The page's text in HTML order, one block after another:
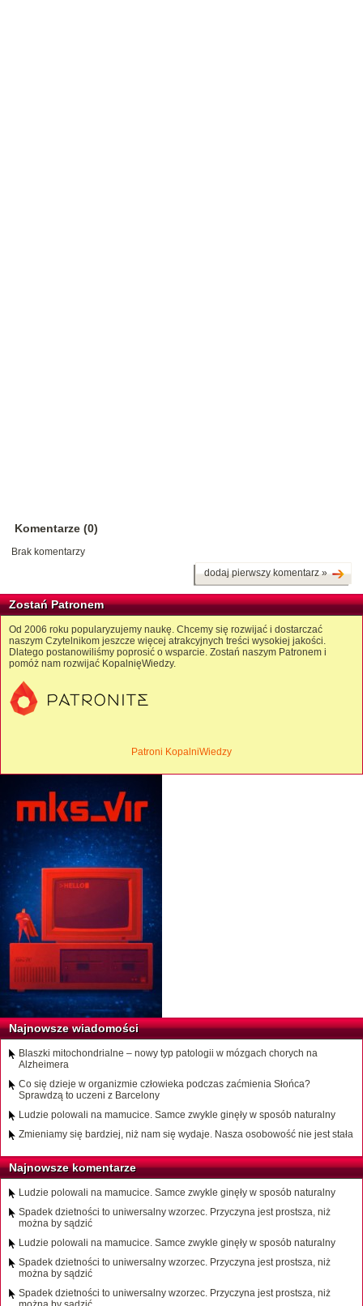
Komentarze (0)
Brak komentarzy
dodaj pierwszy komentarz »
Zostań Patronem
Od 2006 roku popularyzujemy naukę. Chcemy się rozwijać i dostarczać
naszym Czytelnikom jeszcze więcej atrakcyjnych treści wysokiej jakości.
Dlatego postanowiliśmy poprosić o wsparcie. Zostań naszym Patronem i
pomóż nam rozwijać KopalnięWiedzy.
Patroni KopalniWiedzy
Najnowsze wiadomości
Blaszki mitochondrialne – nowy typ patologii w mózgach chorych na
Alzheimera
Co się dzieje w organizmie człowieka podczas zaćmienia Słońca?
Sprawdzą to uczeni z Barcelony
Ludzie polowali na mamucice. Samce zwykle ginęły w sposób naturalny
Zmieniamy się bardziej, niż nam się wydaje. Nasza osobowość nie jest stała
Najnowsze komentarze
Ludzie polowali na mamucice. Samce zwykle ginęły w sposób naturalny
Spadek dzietności to uniwersalny wzorzec. Przyczyna jest prostsza, niż
można by sądzić
Ludzie polowali na mamucice. Samce zwykle ginęły w sposób naturalny
Spadek dzietności to uniwersalny wzorzec. Przyczyna jest prostsza, niż
można by sądzić
Spadek dzietności to uniwersalny wzorzec. Przyczyna jest prostsza, niż